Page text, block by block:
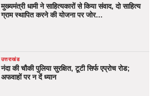
मुख्यमंत्री धामी ने साहित्यकारों से किया संवाद, दो साहित्य
ग्राम स्थापित करने की योजना पर जोर…
उत्तराखंड
नंदा की चौकी पुलिया सुरक्षित, टूटी सिर्फ एप्रोच रोड;
अफवाहों पर न दें ध्यान